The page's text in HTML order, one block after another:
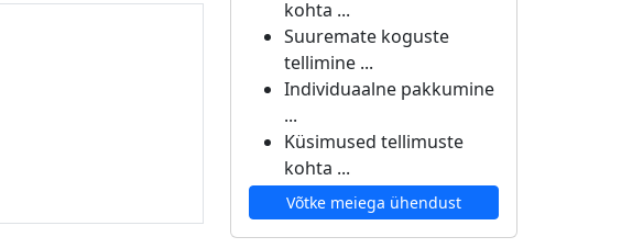
kohta ...
Suuremate koguste
tellimine ...
Individuaalne pakkumine
...
Küsimused tellimuste
kohta ...
Võtke meiega ühendust